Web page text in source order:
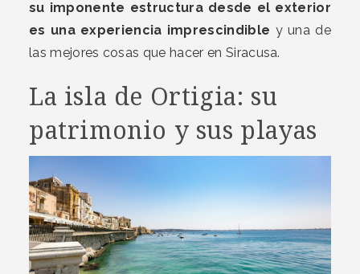
su imponente estructura desde el exterior
es una experiencia imprescindible y una de
las mejores cosas que hacer en Siracusa.
La isla de Ortigia: su
patrimonio y sus playas